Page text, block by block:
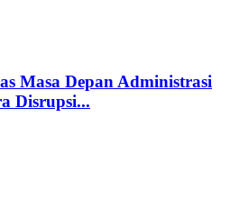
Masa Depan Administrasi
Disrupsi...